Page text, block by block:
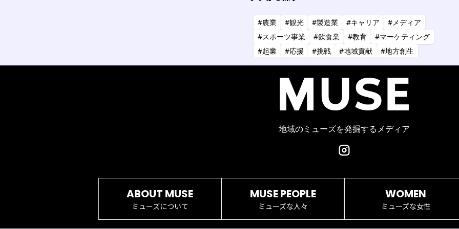
#農業 #観光 #製造業 #キャリア
#メディア
#スポーツ事業
#飲食業 #教育
#マーケティング
#起業
#応援 #挑戦 #地域貢献
#地方創生
#共創
#健康 #アーティスト #金融
#IT
#タレント #コーチング
#コンサルタント
#デザイン
#商業施設 #小売業 #経営
地域のミューズを発掘するメディア
ABOUT MUSE
ミューズについて
MUSE PEOPLE
ミューズな人々
WOMEN
ミューズな女性